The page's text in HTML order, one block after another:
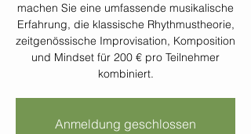
machen Sie eine umfassende musikalische
Erfahrung, die klassische Rhythmustheorie,
zeitgenössische Improvisation, Komposition
und Mindset für 200 € pro Teilnehmer
kombiniert.
Anmeldung geschlossen